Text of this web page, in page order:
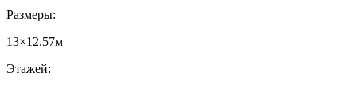
Размеры:
13×12.57м
Этажей: